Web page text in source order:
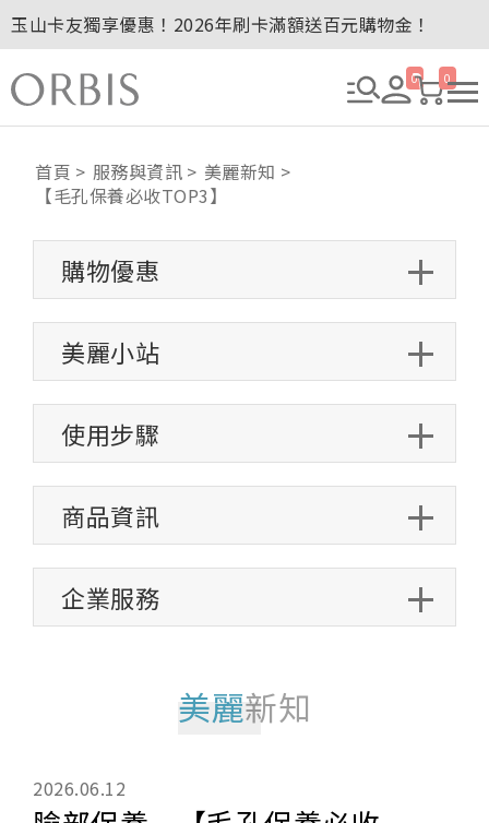
玉山卡友獨享優惠！2026年刷卡滿額送百元購物金！
2027年清新會員募集開跑！
全新回饋！聯邦卡友刷卡滿額送百元購物金！
贈品贈畢公告：ORBIS大理石紋午茶杯
贈品贈畢公告：ORBIS針織手提袋
0 0
首頁 服務與資訊
美麗新知
【毛孔保養必收TOP3】
購物優惠
美麗小站
使用步驟
商品資訊
企業服務
美麗新知
2026.06.12